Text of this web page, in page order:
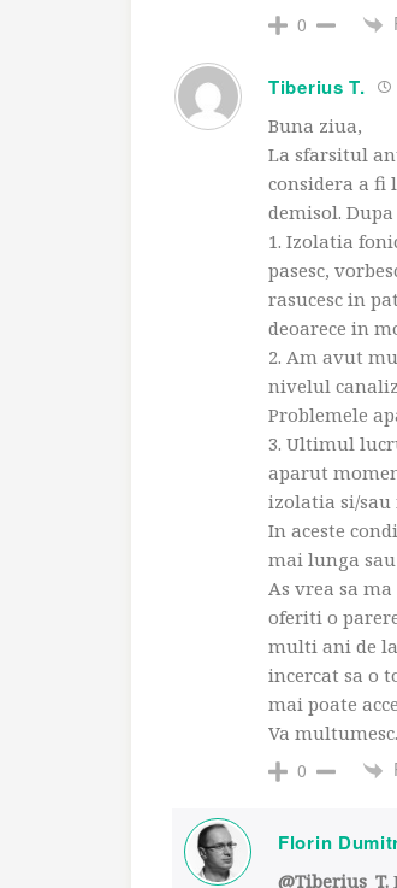
0
Tiberius T.
Buna ziua,
La sfarsitul
considera a fi
demisol.
1. Izolatia
pasesc,
rasucesc in
deoarece in
2. Am avut
nivelul
Problemele
3. Ultimul
aparut
izolatia si/
In aceste
mai lunga
As vrea sa
oferiti o
multi ani de
incercat sa o
mai poate
Va multumesc.
0
Florin
@Tiberius_T.